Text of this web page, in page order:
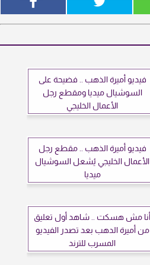
فيديو أميرة الذهب .. فضيحة على
السوشيال ميديا ومقطع رجل
الأعمال الخليجي
فيديو أميرة الذهب .. مقطع رجل
الأعمال الخليجي يُشعل السوشيال
ميديا
أنا مش هسكت .. شاهد أول تعليق
من أميرة الدهب بعد تصدر الفيديو
المسرب للترند